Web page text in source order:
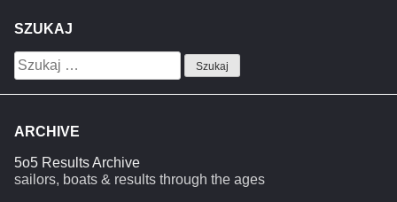
SZUKAJ
Szukaj:
ARCHIVE
5o5 Results Archive
sailors, boats & results through the ages